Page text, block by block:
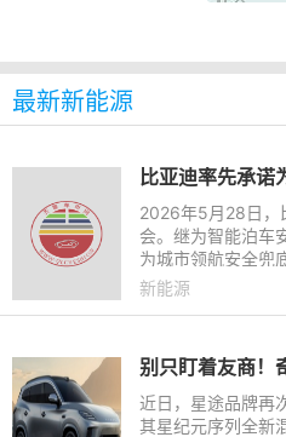
最新新能源
2026年5月28日，
会。继为智能泊车
为城市领航安全兜
天神之眼 B 辅助驾
新能源
近日，星途品牌再
其星纪元序列全